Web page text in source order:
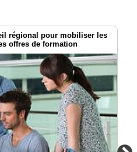
régional pour mobiliser les
offres de formation